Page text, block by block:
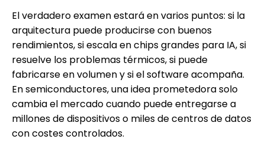
El verdadero examen estará en varios puntos: si la
arquitectura puede producirse con buenos
rendimientos, si escala en chips grandes para IA, si
resuelve los problemas térmicos, si puede
fabricarse en volumen y si el software acompaña.
En semiconductores, una idea prometedora solo
cambia el mercado cuando puede entregarse a
millones de dispositivos o miles de centros de datos
con costes controlados.